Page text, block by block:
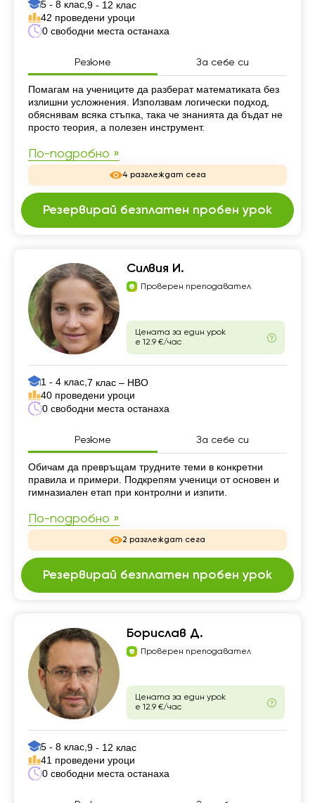
5 - 8 клас, 9 - 12 клас
42 проведени уроци
0 свободни места останаха
Резюме За себе си
Резюме
Помагам на учениците да разберат математиката без
излишни усложнения. Използвам логически подход,
обяснявам всяка стъпка, така че знанията да бъдат не
просто теория, а полезен инструмент.
По-подробно »
4 разглеждат сега
Резервирай безплатен пробен урок
Силвия И.
Проверен преподавател
Цената за един урок
е 12.9 €/час
1 - 4 клас, 7 клас – НВО
40 проведени уроци
0 свободни места останаха
Резюме За себе си
Резюме
Обичам да превръщам трудните теми в конкретни
правила и примери. Подкрепям ученици от основен и
гимназиален етап при контролни и изпити.
По-подробно »
2 разглеждат сега
Резервирай безплатен пробен урок
Борислав Д.
Проверен преподавател
Цената за един урок
е 12.9 €/час
5 - 8 клас, 9 - 12 клас
41 проведени уроци
0 свободни места останаха